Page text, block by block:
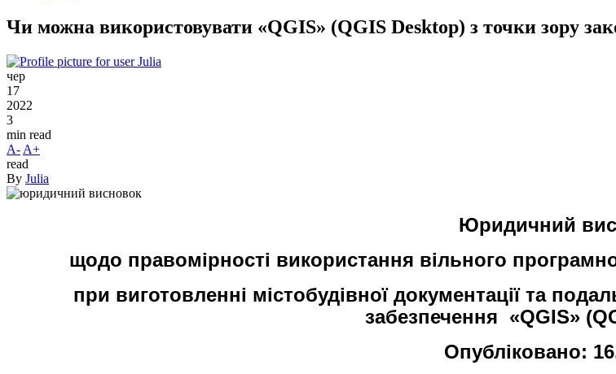
Чи можна використовувати «QGIS» (QGIS Desktop) з точки зору
чер
17
2022
3
min read
A- A+
read
By Julia
Юридичний
щодо правомірності використання вільного
при виготовленні містобудівної документації та
забезпечення «QGIS»
Опубліковано: